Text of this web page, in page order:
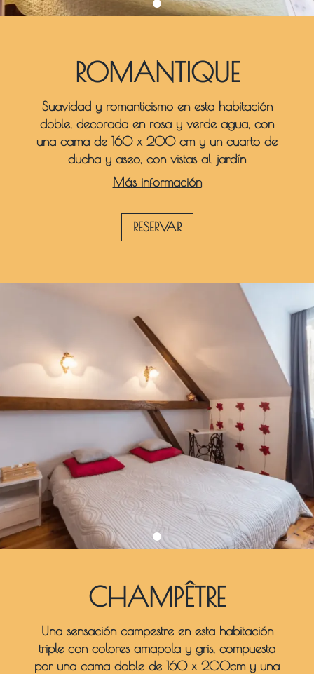
ROMANTIQUE
Suavidad y romanticismo en esta habitación
doble, decorada en rosa y verde agua, con
una cama de 160 x 200 cm y un cuarto de
ducha y aseo, con vistas al jardín
Más información
RESERVAR
CHAMPÊTRE
Una sensación campestre en esta habitación
triple con colores amapola y gris, compuesta
por una cama doble de 160 x 200cm y una